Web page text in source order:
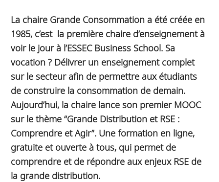
La chaire Grande Consommation a été créée en
1985, c’est la première chaire d’enseignement à
voir le jour à l’ESSEC Business School. Sa
vocation ? Délivrer un enseignement complet
sur le secteur afin de permettre aux étudiants
de construire la consommation de demain.
Aujourd’hui, la chaire lance son premier MOOC
sur le thème “Grande Distribution et RSE :
Comprendre et Agir”. Une formation en ligne,
gratuite et ouverte à tous, qui permet de
comprendre et de répondre aux enjeux RSE de
la grande distribution.